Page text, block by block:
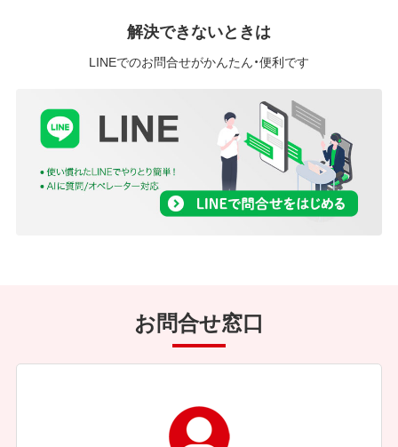
解決できないときは
LINEでのお問合せがかんたん・便利です
お問合せ窓口